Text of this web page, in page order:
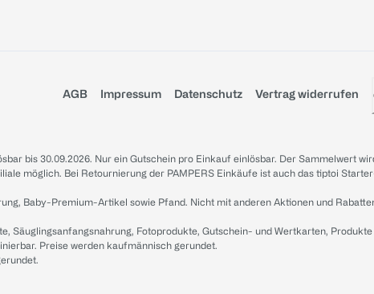
AGB Impressum Datenschutz Vertrag widerrufen
bis 30.09.2026. Nur ein Gutschein pro Einkauf einlösbar. Der Sammelwert
möglich. Bei Retournierung der PAMPERS Einkäufe ist auch das tiptoi
Baby-Premium-Artikel sowie Pfand. Nicht mit anderen Aktionen und
Säuglingsanfangsnahrung, Fotoprodukte, Gutschein- und Wertkarten,
Preise werden kaufmännisch gerundet.